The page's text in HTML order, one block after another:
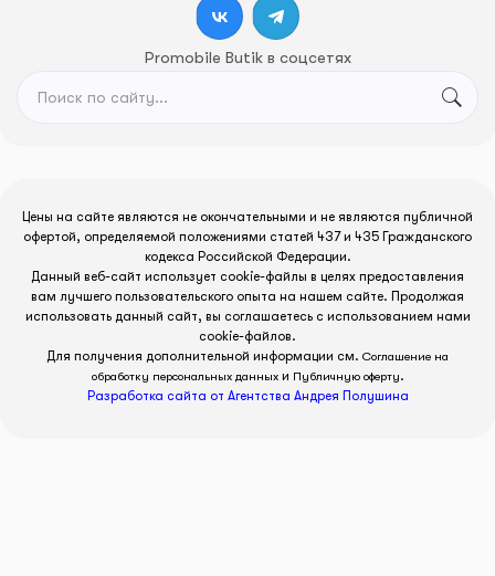
Promobile Butik в соцсетях
Цены на сайте являются не окончательными и не являются публичной
офертой, определяемой положениями статей 437 и 435 Гражданского
кодекса Российской Федерации.
Данный веб-сайт использует cookie-файлы в целях предоставления
вам лучшего пользовательского опыта на нашем сайте. Продолжая
использовать данный сайт, вы соглашаетесь с использованием нами
cookie-файлов.
Для получения дополнительной информации см. Соглашение на
обработку персональных данныхи Публичную оферту.
Разработка сайта от Агентства Андрея Полушина